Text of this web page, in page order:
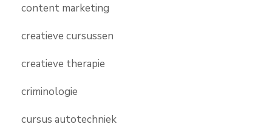
content marketing
creatieve cursussen
creatieve therapie
criminologie
cursus autotechniek